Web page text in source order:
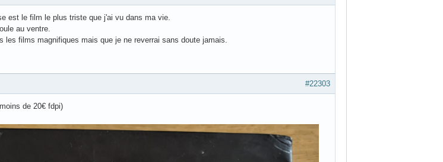
est le film le plus triste que j'ai vu dans ma vie.
au ventre.
les films magnifiques mais que je ne reverrai sans doute jamais.
#22303
de 20€ fdpi)